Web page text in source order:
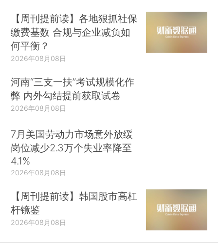
【周刊提前读】各地狠抓社保
缴费基数 合规与企业减负如
何平衡？
2026年08月08日
河南“三支一扶”考试规模化作
弊 内外勾结提前获取试卷
2026年08月08日
7月美国劳动力市场意外放缓
岗位减少2.3万个失业率降至
4.1%
2026年08月08日
【周刊提前读】韩国股市高杠
杆镜鉴
2026年08月08日